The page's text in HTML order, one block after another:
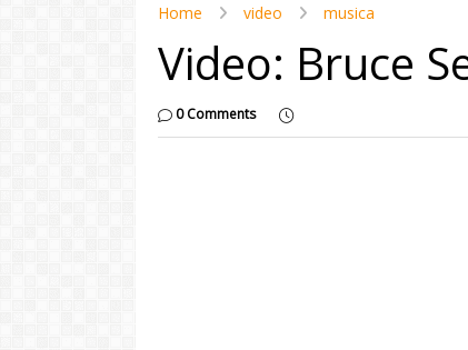
Home video musica
Video: Bruce
0 Comments